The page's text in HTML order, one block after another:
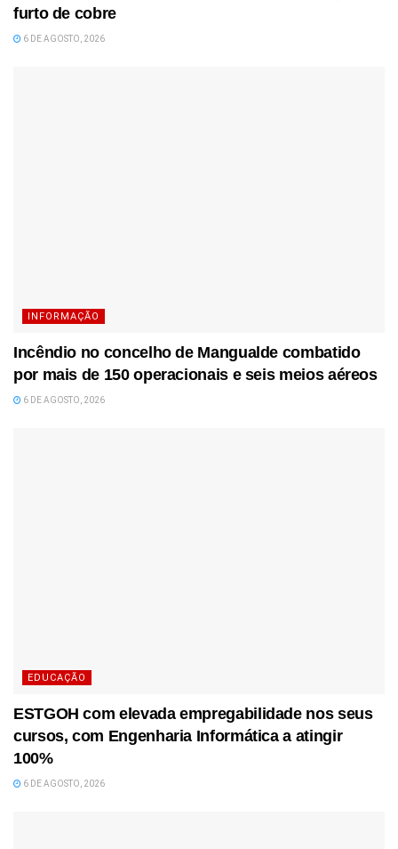
furto de cobre
6 DE AGOSTO, 2026
INFORMAÇÃO
Incêndio no concelho de Mangualde combatido
por mais de 150 operacionais e seis meios aéreos
6 DE AGOSTO, 2026
EDUCAÇÃO
ESTGOH com elevada empregabilidade nos seus
cursos, com Engenharia Informática a atingir
100%
6 DE AGOSTO, 2026